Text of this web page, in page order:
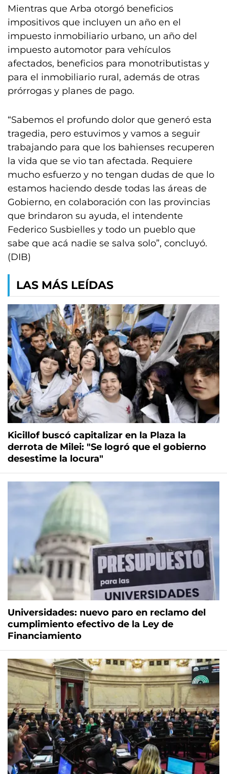
Mientras que Arba otorgó beneficios
impositivos que incluyen un año en el
impuesto inmobiliario urbano, un año del
impuesto automotor para vehículos
afectados, beneficios para monotributistas y
para el inmobiliario rural, además de otras
prórrogas y planes de pago.
“Sabemos el profundo dolor que generó esta
tragedia, pero estuvimos y vamos a seguir
trabajando para que los bahienses recuperen
la vida que se vio tan afectada. Requiere
mucho esfuerzo y no tengan dudas de que lo
estamos haciendo desde todas las áreas de
Gobierno, en colaboración con las provincias
que brindaron su ayuda, el intendente
Federico Susbielles y todo un pueblo que
sabe que acá nadie se salva solo”, concluyó.
(DIB)
LAS MÁS LEÍDAS
Kicillof buscó capitalizar en la Plaza la
derrota de Milei: "Se logró que el gobierno
desestime la locura"
Universidades: nuevo paro en reclamo del
cumplimiento efectivo de la Ley de
Financiamiento